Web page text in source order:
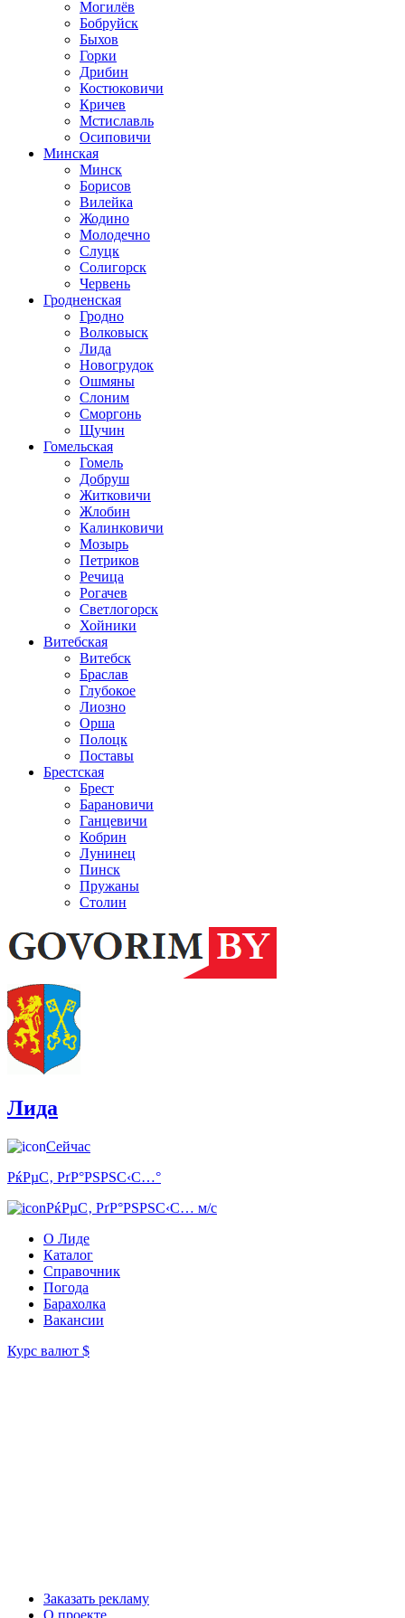
Могилёв
Бобруйск
Быхов
Горки
Дрибин
Костюковичи
Кричев
Мстиславль
Осиповичи
Минская
Минск
Борисов
Вилейка
Жодино
Молодечно
Слуцк
Солигорск
Червень
Гродненская
Гродно
Волковыск
Лида
Новогрудок
Ошмяны
Слоним
Сморгонь
Щучин
Гомельская
Гомель
Добруш
Житковичи
Жлобин
Калинковичи
Мозырь
Петриков
Речица
Рогачев
Светлогорск
Хойники
Витебская
Витебск
Браслав
Глубокое
Лиозно
Орша
Полоцк
Поставы
Брестская
Брест
Барановичи
Ганцевичи
Кобрин
Лунинец
Пинск
Пружаны
Столин
Лида
Сейчас
РќРµС‚ РґР°РЅРЅС‹С…°
РќРµС‚ РґР°РЅРЅС‹С… м/с
О Лиде
Каталог
Справочник
Погода
Барахолка
Вакансии
Курс валют $
Заказать рекламу
О проекте